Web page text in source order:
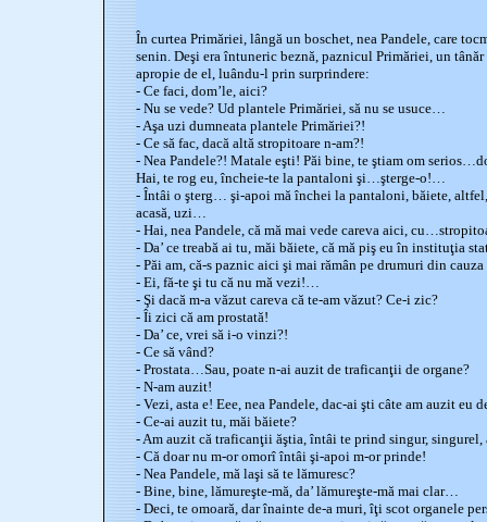
În curtea Primăriei, lângă un boschet, nea Pandele, care
senin. Deşi era întuneric beznă, paznicul Primăriei, un
apropie de el, luându-l prin surprindere:
- Ce faci, dom’le, aici?
- Nu se vede? Ud plantele Primăriei, să nu se usuce…
- Aşa uzi dumneata plantele Primăriei?!
- Ce să fac, dacă altă stropitoare n-am?!
- Nea Pandele?! Matale eşti! Păi bine, te ştiam om
Hai, te rog eu, încheie-te la pantaloni şi…şterge-o!…
- Întâi o şterg… şi-apoi mă închei la pantaloni, băiete,
acasă, uzi…
- Hai, nea Pandele, că mă mai vede careva aici,
- Da’ ce treabă ai tu, măi băiete, că mă piş eu în instituţia
- Păi am, că-s paznic aici şi mai rămân pe drumuri din
- Ei, fă-te şi tu că nu mă vezi!…
- Şi dacă m-a văzut careva că te-am văzut? Ce-i zic?
- Îi zici că am prostată!
- Da’ ce, vrei să i-o vinzi?!
- Ce să vând?
- Prostata…Sau, poate n-ai auzit de traficanţii de organe?
- N-am auzit!
- Vezi, asta e! Eee, nea Pandele, dac-ai şti câte am auzit eu
- Ce-ai auzit tu, măi băiete?
- Am auzit că traficanţii ăştia, întâi te prind singur,
- Că doar nu m-or omorî întâi şi-apoi m-or prinde!
- Nea Pandele, mă laşi să te lămuresc?
- Bine, bine, lămureşte-mă, da’ lămureşte-mă mai clar…
- Deci, te omoară, dar înainte de-a muri, îţi scot organele